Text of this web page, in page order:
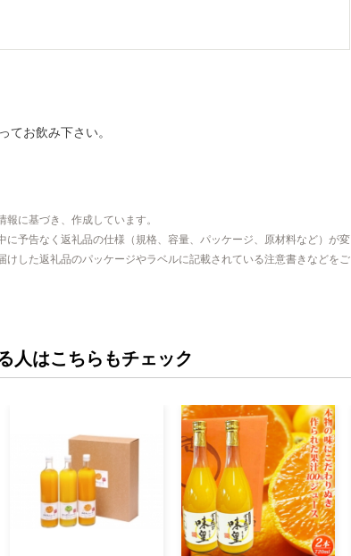
てお飲み下さい。
に基づき、作成しています。
に予告なく返礼品の仕様（規格、容量、パッケージ、原材料など）が変
けした返礼品のパッケージやラベルに記載されている注意書きなどをご
人はこちらもチェック